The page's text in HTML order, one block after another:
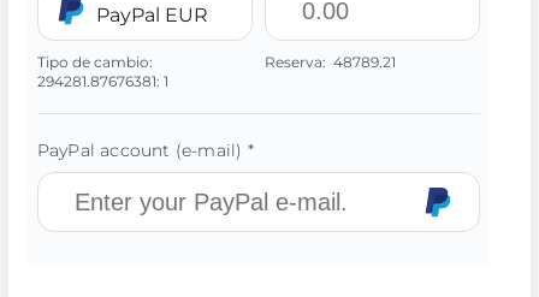
PayPal EUR
Tipo de cambio:
294281.87676381: 1
Reserva: 48789.21
PayPal account (e-mail) *